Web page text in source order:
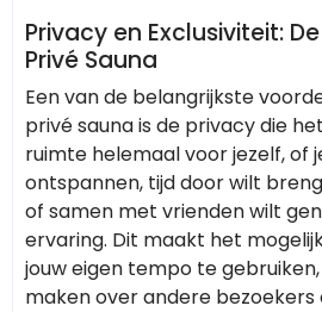
Privacy en Exclusiviteit:
Privé Sauna
Een van de belangrijkste
privé sauna is de privacy die
ruimte helemaal voor jezelf, of
ontspannen, tijd door wilt
of samen met vrienden wilt
ervaring. Dit maakt het
jouw eigen tempo te
maken over andere bezoekers